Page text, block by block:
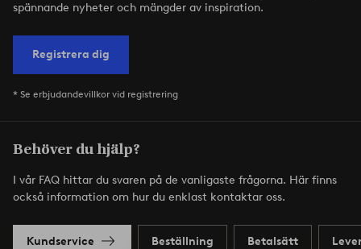
spännande nyheter och mängder av inspiration.
Registrera dig
* Se erbjudandevillkor vid registrering
Behöver du hjälp?
I vår FAQ hittar du svaren på de vanligaste frågorna. Här finns
också information om hur du enklast kontaktar oss.
Kundservice Beställning Betalsätt